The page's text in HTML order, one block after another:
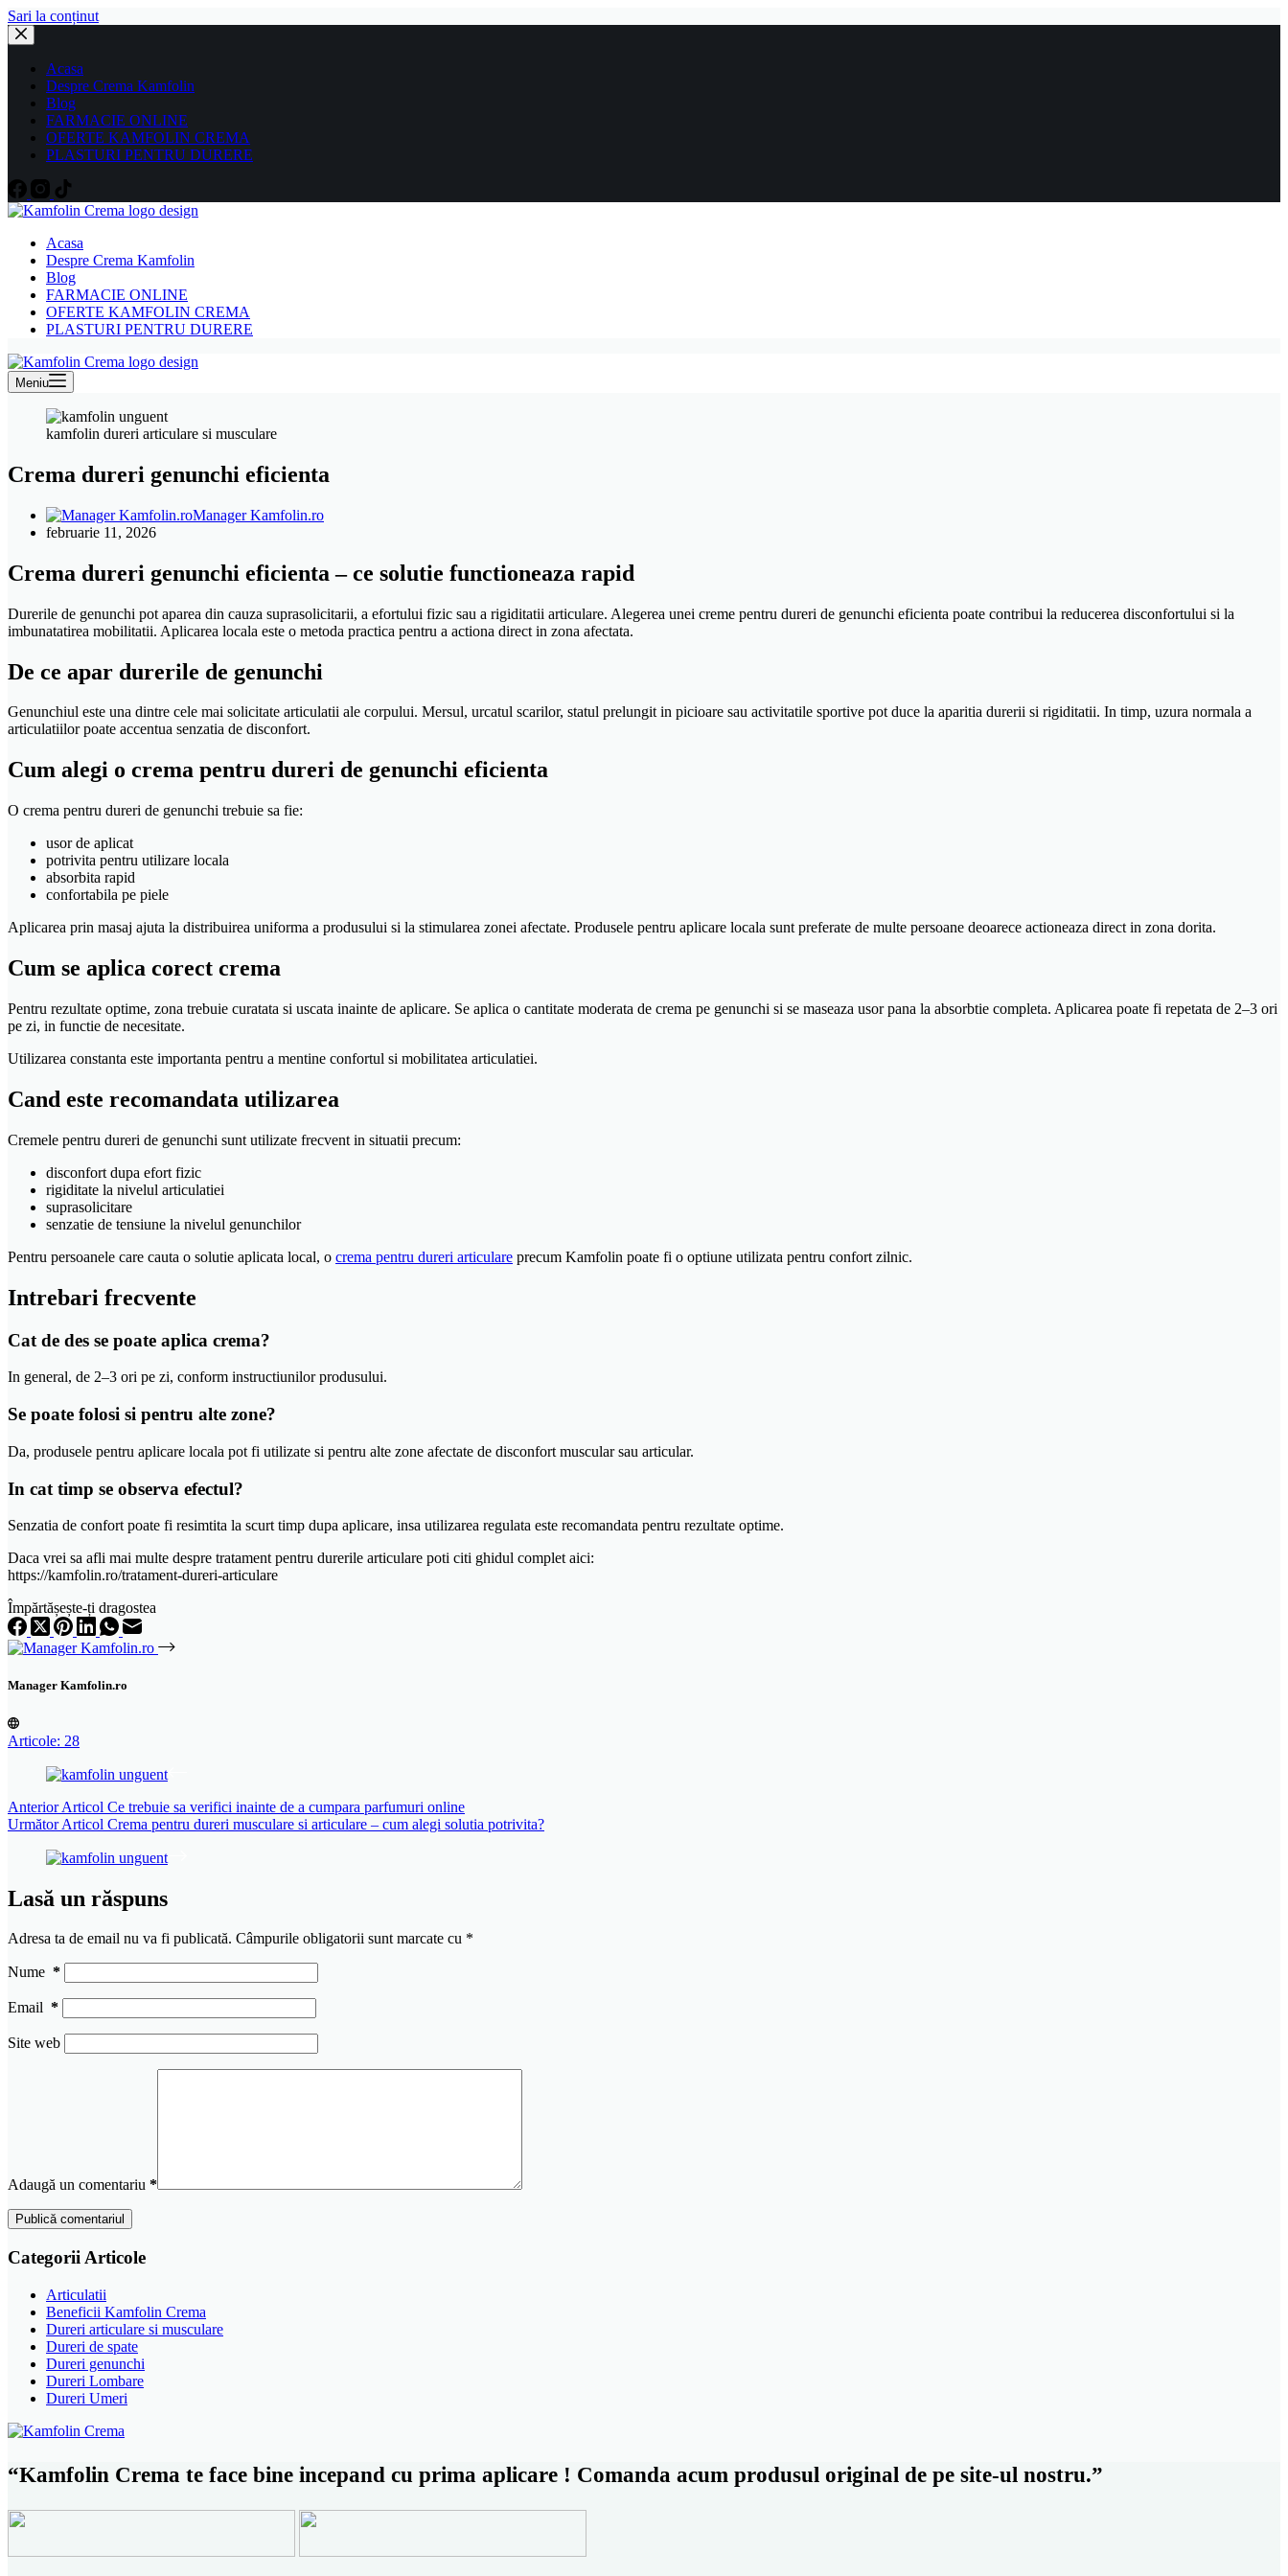
Sari la conținut
Acasa
Despre Crema Kamfolin
Blog
FARMACIE ONLINE
OFERTE KAMFOLIN CREMA
PLASTURI PENTRU DURERE
Acasa
Despre Crema Kamfolin
Blog
FARMACIE ONLINE
OFERTE KAMFOLIN CREMA
PLASTURI PENTRU DURERE
Meniu
kamfolin dureri articulare si musculare
Crema dureri genunchi eficienta
Manager Kamfolin.ro
februarie 11, 2026
Crema dureri genunchi eficienta – ce solutie functioneaza rapid
Durerile de genunchi pot aparea din cauza suprasolicitarii, a efortului fizic sau a rigiditatii articulare. Alegerea unei creme pentru dureri de genunchi eficienta poate contribui la reducerea disconfortului si la
imbunatatirea mobilitatii. Aplicarea locala este o metoda practica pentru a actiona direct in zona afectata.
De ce apar durerile de genunchi
Genunchiul este una dintre cele mai solicitate articulatii ale corpului. Mersul, urcatul scarilor, statul prelungit in picioare sau activitatile sportive pot duce la aparitia durerii si rigiditatii. In timp, uzura normala a
articulatiilor poate accentua senzatia de disconfort.
Cum alegi o crema pentru dureri de genunchi eficienta
O crema pentru dureri de genunchi trebuie sa fie:
usor de aplicat
potrivita pentru utilizare locala
absorbita rapid
confortabila pe piele
Aplicarea prin masaj ajuta la distribuirea uniforma a produsului si la stimularea zonei afectate. Produsele pentru aplicare locala sunt preferate de multe persoane deoarece actioneaza direct in zona dorita.
Cum se aplica corect crema
Pentru rezultate optime, zona trebuie curatata si uscata inainte de aplicare. Se aplica o cantitate moderata de crema pe genunchi si se maseaza usor pana la absorbtie completa. Aplicarea poate fi repetata de 2–3 ori
pe zi, in functie de necesitate.
Utilizarea constanta este importanta pentru a mentine confortul si mobilitatea articulatiei.
Cand este recomandata utilizarea
Cremele pentru dureri de genunchi sunt utilizate frecvent in situatii precum:
disconfort dupa efort fizic
rigiditate la nivelul articulatiei
suprasolicitare
senzatie de tensiune la nivelul genunchilor
Pentru persoanele care cauta o solutie aplicata local, o crema pentru dureri articulare precum Kamfolin poate fi o optiune utilizata pentru confort zilnic.
Intrebari frecvente
Cat de des se poate aplica crema?
In general, de 2–3 ori pe zi, conform instructiunilor produsului.
Se poate folosi si pentru alte zone?
Da, produsele pentru aplicare locala pot fi utilizate si pentru alte zone afectate de disconfort muscular sau articular.
In cat timp se observa efectul?
Senzatia de confort poate fi resimtita la scurt timp dupa aplicare, insa utilizarea regulata este recomandata pentru rezultate optime.
Daca vrei sa afli mai multe despre tratament pentru durerile articulare poti citi ghidul complet aici:
https://kamfolin.ro/tratament-dureri-articulare
Împărtășește-ți dragostea
Manager Kamfolin.ro
Articole: 28
AnteriorArticol Ce trebuie sa verifici inainte de a cumpara parfumuri online
UrmătorArticol Crema pentru dureri musculare si articulare – cum alegi solutia potrivita?
Lasă un răspuns
Adresa ta de email nu va fi publicată. Câmpurile obligatorii sunt marcate cu *
Nume *
Email *
Site web
Adaugă un comentariu *
Publică comentariul
Categorii Articole
Articulatii
Beneficii Kamfolin Crema
Dureri articulare si musculare
Dureri de spate
Dureri genunchi
Dureri Lombare
Dureri Umeri
“Kamfolin Crema te face bine incepand cu prima aplicare ! Comanda acum produsul original de pe site-ul nostru.”